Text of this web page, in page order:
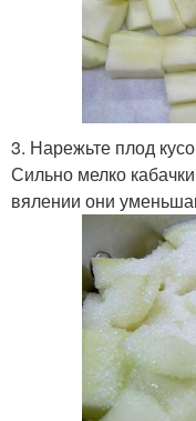
3. Нарежьте плод
Сильно мелко
вялении они